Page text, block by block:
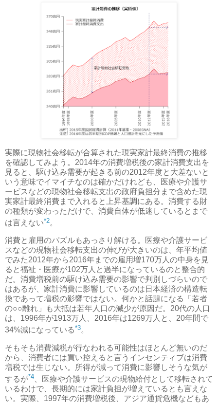
実際に現物社会移転が合算された現実家計最終消費の推移
を確認してみよう。2014年の消費増税後の家計消費支出を
見ると、駆け込み需要が起きる前の2012年度と大差ないと
いう意味でイマイチなのは確かだけれども、医療や介護サ
ービスなどの現物社会移転支出の政府負担分まで含めた現
実家計最終消費まで入れると上昇基調にある。消費する財
の種類が変わっただけで、消費自体が低迷しているとまで
は言えない*2。
消費と雇用のパズルもあっさり解ける。医療や介護サービ
スなどの現物社会移転支出の伸びが大きいのは、年平均値
でみた2012年から2016年までの雇用増170万人の中身を見
ると福祉・医療が102万人と過半になっているのと整合的
だ。消費増税前の駆け込み需要の影響で判別しづらいので
はあるが、家計消費に影響しているのは日本経済の構造転
換であって増税の影響ではない。何かと話題になる「若者
の○○離れ」も大抵は若年人口の減少が原因だ。20代の人口
は、1996年が1913万人、2016年は1269万人と、20年間で
34%減になっている*3。
そもそも消費減税が行なわれる可能性はほとんど無いのだ
から、消費者には買い控えると言うインセンティブは消費
増税では生じない。所得が減って消費に影響しそうな気が
するが*4 、医療や介護サービスの現物給付として移転されて
いるわけで、長期的には家計負担が増えているとも言えな
い。実際、1997年の消費増税後、アジア通貨危機などもあ